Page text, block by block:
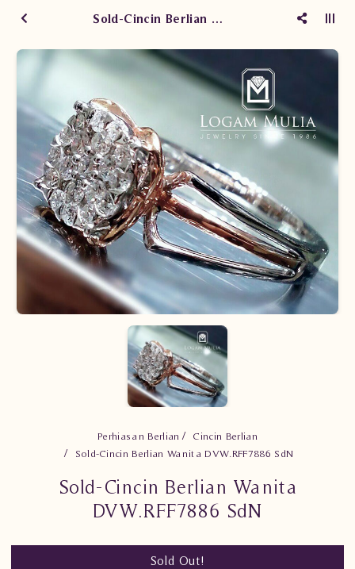
Sold-Cincin Berlian Wanita DVW.RFF7886 SdN
Perhiasan Berlian
Cincin Berlian
Sold-Cincin Berlian Wanita DVW.RFF7886 SdN
Sold-Cincin Berlian Wanita
DVW.RFF7886 SdN
Sold Out!